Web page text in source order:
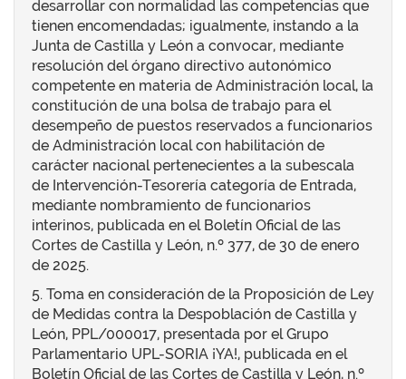
desarrollar con normalidad las competencias que
tienen encomendadas; igualmente, instando a la
Junta de Castilla y León a convocar, mediante
resolución del órgano directivo autonómico
competente en materia de Administración local, la
constitución de una bolsa de trabajo para el
desempeño de puestos reservados a funcionarios
de Administración local con habilitación de
carácter nacional pertenecientes a la subescala
de Intervención-Tesorería categoría de Entrada,
mediante nombramiento de funcionarios
interinos, publicada en el Boletín Oficial de las
Cortes de Castilla y León, n.º 377, de 30 de enero
de 2025.
5. Toma en consideración de la Proposición de Ley
de Medidas contra la Despoblación de Castilla y
León, PPL/000017, presentada por el Grupo
Parlamentario UPL-SORIA ¡YA!, publicada en el
Boletín Oficial de las Cortes de Castilla y León, n.º